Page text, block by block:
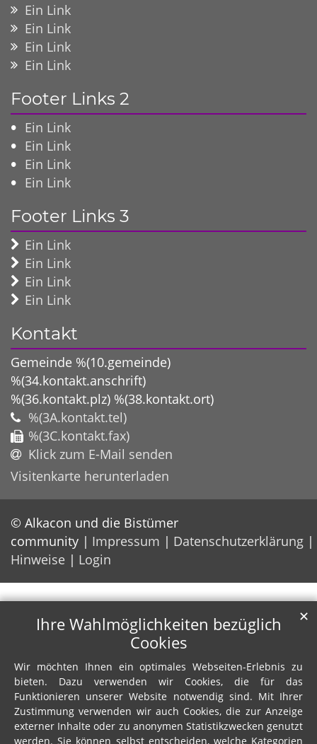
Ein Link
Ein Link
Ein Link
Ein Link
Footer Links 2
Ein Link
Ein Link
Ein Link
Ein Link
Footer Links 3
Ein Link
Ein Link
Ein Link
Ein Link
Kontakt
Gemeinde %(10.gemeinde)
%(34.kontakt.anschrift)
%(36.kontakt.plz) %(38.kontakt.ort)
%(3A.kontakt.tel)
%(3C.kontakt.fax)
Klick zum E-Mail senden
Visitenkarte herunterladen
© Alkacon und die Bistümer
community
Impressum
Datenschutzerklärung
Hinweise
Login
Ihre Wahlmöglichkeiten bezüglich
Cookies
Wir möchten Ihnen ein optimales Webseiten-Erlebnis zu
bieten. Dazu verwenden wir Cookies, die für das
Funktionieren unserer Website notwendig sind. Mit Ihrer
Zustimmung verwenden wir auch Cookies, die zur Anzeige
externer Inhalte oder zu anonymen Statistikzwecken genutzt
werden. Sie können selbst entscheiden, welche Kategorien
✕